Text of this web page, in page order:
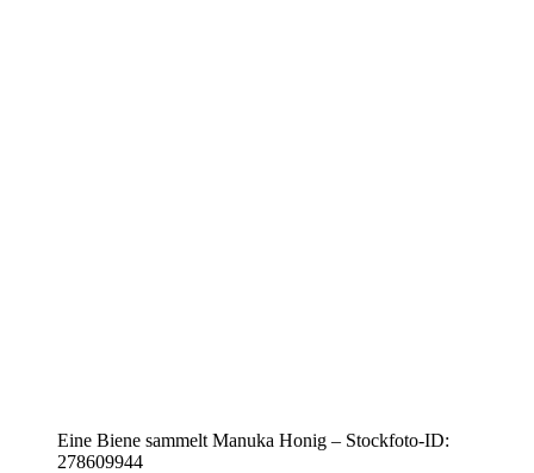
Eine Biene sammelt Manuka Honig – Stockfoto-ID:
278609944